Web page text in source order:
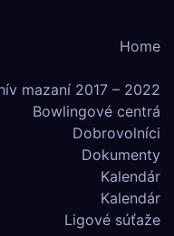
Home
mazaní 2017 – 2022
Bowlingové centrá
Dobrovolníci
Dokumenty
Kalendár
Kalendár
Ligové súťaže